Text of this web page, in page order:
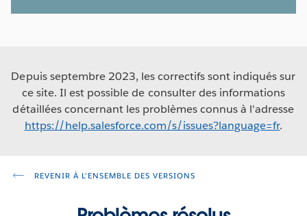
Depuis septembre 2023, les correctifs sont indiqués sur
ce site. Il est possible de consulter des informations
détaillées concernant les problèmes connus à l'adresse
https://help.salesforce.com/s/issues?language=fr.
REVENIR À L'ENSEMBLE DES VERSIONS